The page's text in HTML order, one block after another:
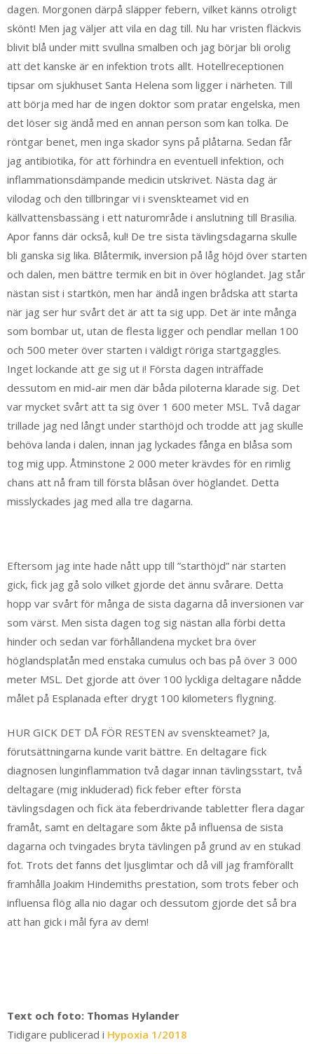
dagen. Morgonen därpå släpper febern, vilket känns otroligt
skönt! Men jag väljer att vila en dag till. Nu har vristen fläckvis
blivit blå under mitt svullna smalben och jag börjar bli orolig
att det kanske är en infektion trots allt. Hotellreceptionen
tipsar om sjukhuset Santa Helena som ligger i närheten. Till
att börja med har de ingen doktor som pratar engelska, men
det löser sig ändå med en annan person som kan tolka. De
röntgar benet, men inga skador syns på plåtarna. Sedan får
jag antibiotika, för att förhindra en eventuell infektion, och
inflammationsdämpande medicin utskrivet. Nästa dag är
vilodag och den tillbringar vi i svenskteamet vid en
källvattensbassäng i ett naturområde i anslutning till Brasilia.
Apor fanns där också, kul! De tre sista tävlingsdagarna skulle
bli ganska sig lika. Blåtermik, inversion på låg höjd över starten
och dalen, men bättre termik en bit in över höglandet. Jag står
nästan sist i startkön, men har ändå ingen brådska att starta
när jag ser hur svårt det är att ta sig upp. Det är inte många
som bombar ut, utan de flesta ligger och pendlar mellan 100
och 500 meter över starten i väldigt röriga startgaggles.
Inget lockande att ge sig ut i! Första dagen inträffade
dessutom en mid-air men där båda piloterna klarade sig. Det
var mycket svårt att ta sig över 1 600 meter MSL. Två dagar
trillade jag ned långt under starthöjd och trodde att jag skulle
behöva landa i dalen, innan jag lyckades fånga en blåsa som
tog mig upp. Åtminstone 2 000 meter krävdes för en rimlig
chans att nå fram till första blåsan över höglandet. Detta
misslyckades jag med alla tre dagarna.
Eftersom jag inte hade nått upp till ”starthöjd” när starten
gick, fick jag gå solo vilket gjorde det ännu svårare. Detta
hopp var svårt för många de sista dagarna då inversionen var
som värst. Men sista dagen tog sig nästan alla förbi detta
hinder och sedan var förhållandena mycket bra över
höglandsplatån med enstaka cumulus och bas på över 3 000
meter MSL. Det gjorde att över 100 lyckliga deltagare nådde
målet på Esplanada efter drygt 100 kilometers flygning.
HUR GICK DET DÅ FÖR RESTEN av svenskteamet? Ja,
förutsättningarna kunde varit bättre. En deltagare fick
diagnosen lunginflammation två dagar innan tävlingsstart, två
deltagare (mig inkluderad) fick feber efter första
tävlingsdagen och fick äta feberdrivande tabletter flera dagar
framåt, samt en deltagare som åkte på influensa de sista
dagarna och tvingades bryta tävlingen på grund av en stukad
fot. Trots det fanns det ljusglimtar och då vill jag framförallt
framhålla Joakim Hindemiths prestation, som trots feber och
influensa flög alla nio dagar och dessutom gjorde det så bra
att han gick i mål fyra av dem!
Text och foto: Thomas Hylander
Tidigare publicerad i Hypoxia 1/2018